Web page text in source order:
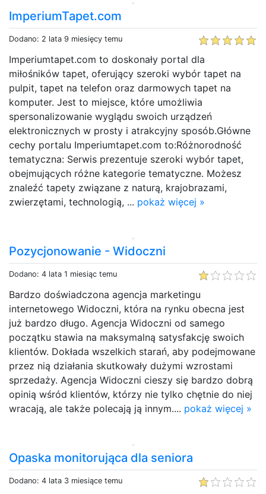
ImperiumTapet.com
Dodano: 2 lata 9 miesięcy temu
Imperiumtapet.com to doskonały portal dla
miłośników tapet, oferujący szeroki wybór tapet na
pulpit, tapet na telefon oraz darmowych tapet na
komputer. Jest to miejsce, które umożliwia
spersonalizowanie wyglądu swoich urządzeń
elektronicznych w prosty i atrakcyjny sposób.Główne
cechy portalu Imperiumtapet.com to:Różnorodność
tematyczna: Serwis prezentuje szeroki wybór tapet,
obejmujących różne kategorie tematyczne. Możesz
znaleźć tapety związane z naturą, krajobrazami,
zwierzętami, technologią, ... pokaż więcej »
Pozycjonowanie - Widoczni
Dodano: 4 lata 1 miesiąc temu
Bardzo doświadczona agencja marketingu
internetowego Widoczni, która na rynku obecna jest
już bardzo długo. Agencja Widoczni od samego
początku stawia na maksymalną satysfakcję swoich
klientów. Dokłada wszelkich starań, aby podejmowane
przez nią działania skutkowały dużymi wzrostami
sprzedaży. Agencja Widoczni cieszy się bardzo dobrą
opinią wśród klientów, którzy nie tylko chętnie do niej
wracają, ale także polecają ją innym.... pokaż więcej »
Opaska monitorująca dla seniora
Dodano: 4 lata 3 miesiące temu